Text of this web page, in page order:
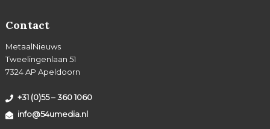
Contact
MetaalNieuws
Tweelingenlaan 51
7324 AP Apeldoorn
+31 (0)55 – 360 1060
info@54umedia.nl